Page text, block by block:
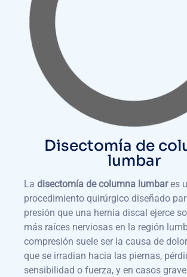
Disectomía de
lumbar
La disectomía de columna lumbares
procedimiento quirúrgico diseñado
presión que una hernia discal ejerce
más raíces nerviosas en la región
compresión suele ser la causa de
que se irradian hacia las piernas,
sensibilidad o fuerza, y en casos